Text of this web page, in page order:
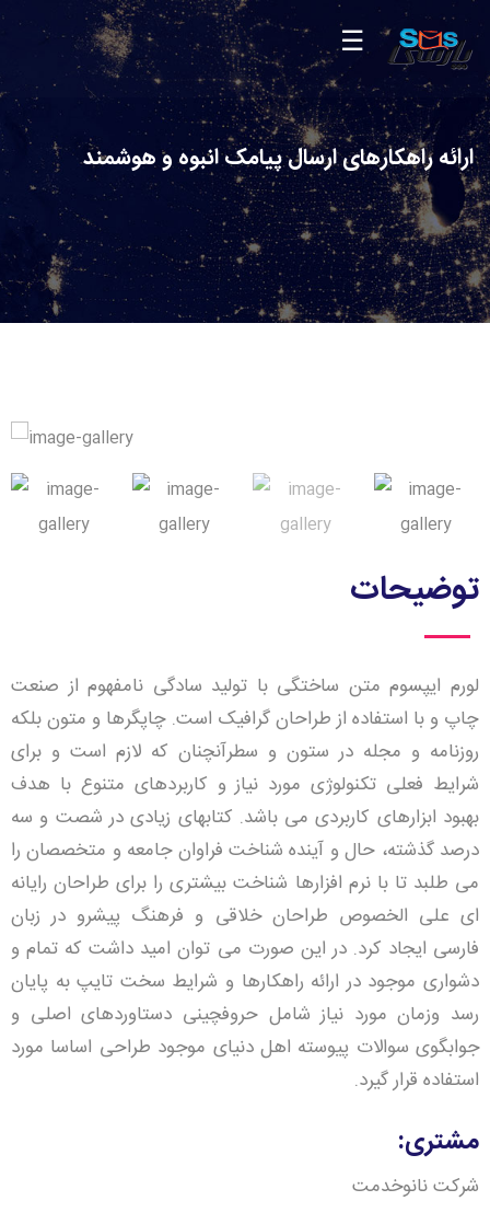
ارائه راهکارهای ارسال پیامک انبوه و هوشمند
توضیحات
لورم ایپسوم متن ساختگی با تولید سادگی نامفهوم از صنعت
چاپ و با استفاده از طراحان گرافیک است. چاپگرها و متون بلکه
روزنامه و مجله در ستون و سطرآنچنان که لازم است و برای
شرایط فعلی تکنولوژی مورد نیاز و کاربردهای متنوع با هدف
بهبود ابزارهای کاربردی می باشد. کتابهای زیادی در شصت و سه
درصد گذشته، حال و آینده شناخت فراوان جامعه و متخصصان را
می طلبد تا با نرم افزارها شناخت بیشتری را برای طراحان رایانه
ای علی الخصوص طراحان خلاقی و فرهنگ پیشرو در زبان
فارسی ایجاد کرد. در این صورت می توان امید داشت که تمام و
دشواری موجود در ارائه راهکارها و شرایط سخت تایپ به پایان
رسد وزمان مورد نیاز شامل حروفچینی دستاوردهای اصلی و
جوابگوی سوالات پیوسته اهل دنیای موجود طراحی اساسا مورد
استفاده قرار گیرد.
مشتری:
شرکت نانوخدمت